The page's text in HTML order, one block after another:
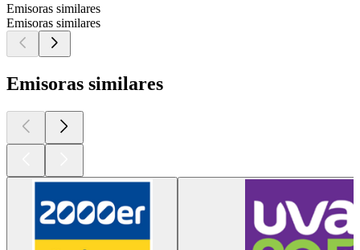
Emisoras similares
Emisoras similares
Emisoras similares